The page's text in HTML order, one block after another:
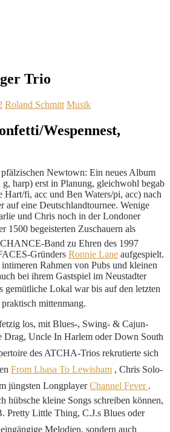
Trio
Roland Schmitt Musik
Wespennest,
Newtown: Ein neues Album
harp) erst in Planung, gleichwohl begab
fi, acc und Ben Waters/pi, acc) nach
auf eine Deutschlandtournee. Wenige
und Chris noch in der Londoner
1500 begeisterten Zuschauern als
Band zu Ehren des 1997
Gründers Ronnie Lane aufgespielt.
Rahmen von Pubs und kleinen
bei ihrem Gastspiel im Neustadter
gemütliche Lokal war bis auf den letzten
mittenmang.
los, mit Blues-, Swing- & Cajun-
Uncle In Harlem oder Down South
des ATCHA-Trios rekrutierte sich
From Lhasa To Lewisham , Chris Solo-
jüngsten LongplayerChannel Fever .
hübsche kleine Songs schreiben können,
Little Thing, C.J.s Blues oder
eingängige Melodien, sondern auch